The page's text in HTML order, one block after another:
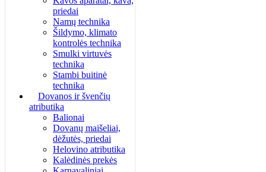
priedai
Namų technika
Šildymo, klimato
kontrolės technika
Smulki virtuvės
technika
Stambi buitinė
technika
Dovanos ir švenčių
atributika
Balionai
Dovanų maišeliai,
dėžutės, priedai
Helovino atributika
Kalėdinės prekės